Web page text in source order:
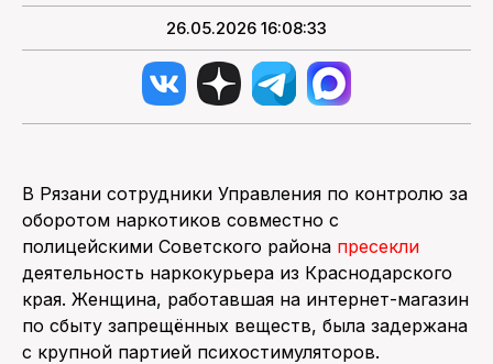
26.05.2026 16:08:33
В Рязани сотрудники Управления по контролю за
оборотом наркотиков совместно с
полицейскими Советского района пресекли
деятельность наркокурьера из Краснодарского
края. Женщина, работавшая на интернет-магазин
по сбыту запрещённых веществ, была задержана
с крупной партией психостимуляторов.